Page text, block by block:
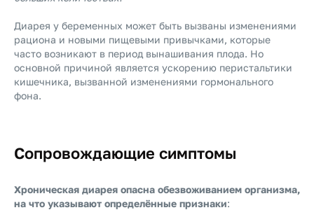
Диарея у беременных может быть вызваны изменениями
рациона и новыми пищевыми привычками, которые
часто возникают в период вынашивания плода. Но
основной причиной является ускорению перистальтики
кишечника, вызванной изменениями гормонального
фона.
Сопровождающие симптомы
Хроническая диарея опасна обезвоживанием организма,
на что указывают определённые признаки: